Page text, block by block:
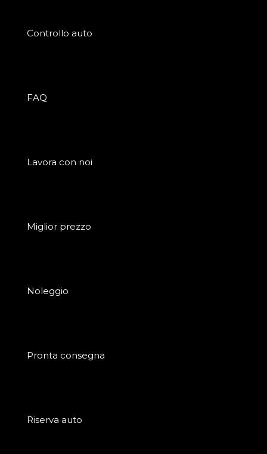
Controllo auto
FAQ
Lavora con noi
Miglior prezzo
Noleggio
Pronta consegna
Riserva auto